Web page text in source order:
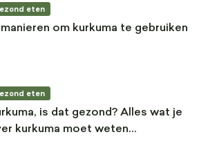
eten
manieren om kurkuma te gebruiken
eten
is dat gezond? Alles wat je
kurkuma moet weten…